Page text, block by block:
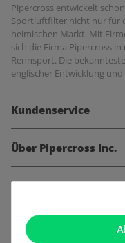
Pipercross entwickelt
Sportluftfilter nicht nur für
heimischen Markt. Mit
sich die Firma Pipercross
Rennsport. Die
englischer Entwicklung
Kundenservice
Über Pipercross Inc.
Informationen
Gesetzliche